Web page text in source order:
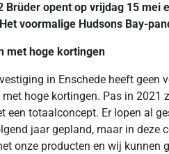
Brüder opent op vrijdag 15 mei
voormalige Hudsons Bay-
met hoge kortingen
in Enschede heeft geen
hoge kortingen. Pas in 2021
een totaalconcept. Er lopen al
jaar gepland, maar in deze
onze producten en wij kunnen